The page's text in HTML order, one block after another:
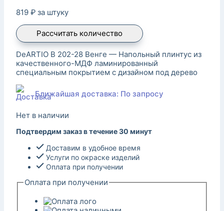
819 ₽ за штуку
Рассчитать количество
DeARTIO B 202-28 Венге — Напольный плинтус из
качественного-МДФ ламинированный
специальным покрытием с дизайном под дерево
Ближайшая доставка: По запросу
Нет в наличии
Подтвердим заказ в течение 30 минут
Доставим в удобное время
Услуги по окраске изделий
Оплата при получении
Оплата при получении